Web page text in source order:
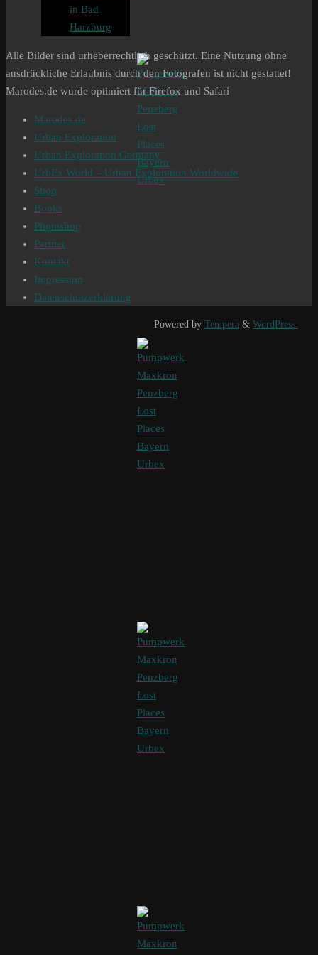
in Bad
Harzburg
Alle Bilder sind urheberrechtlich geschützt. Eine Nutzung ohne
ausdrückliche Erlaubnis durch den Fotografen ist nicht gestattet!
Marodes.de wurde optimiert für Firefox und Safari
Marodes.de
Urban Exploration
Urban Exploration Germany
UrbEx World – Urban Exploration Worldwide
Shop
Books
Photoshop
Partner
Kontakt
Impressum
Datenschutzerklärung
Powered by Tempera & WordPress.